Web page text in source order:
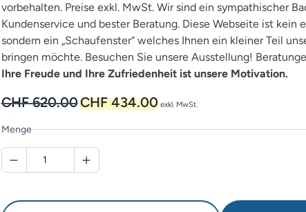
vorbehalten. Preise exkl. MwSt. Wir sind ein sympathischer
Kundenservice und bester Beratung. Diese Webseite ist kein
sondern ein „Schaufenster“ welches Ihnen ein kleiner Teil
bringen möchte. Besuchen Sie unsere Ausstellung!
Ihre Freude und Ihre Zufriedenheit ist unsere Motivation.
CHF620.00 Ursprünglicher
Preis
war:
CHF434.00Aktueller
Preis
ist:
exkl. MwSt.
Menge